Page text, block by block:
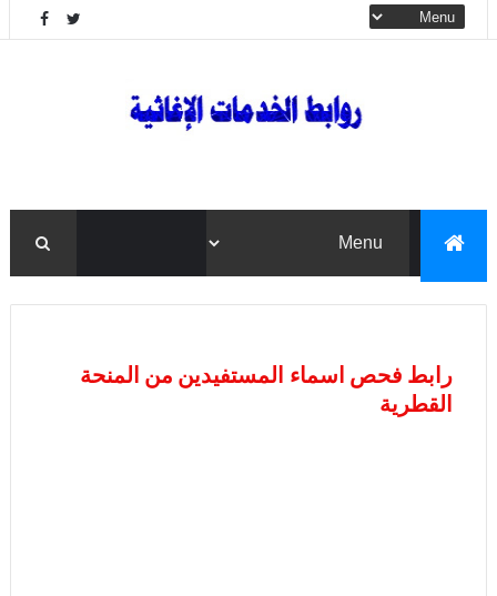
رابط فحص اسماء المستفيدين من المنحة
القطرية